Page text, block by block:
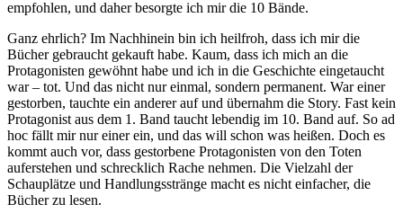
empfohlen, und daher besorgte ich mir die 10 Bände.
Ganz ehrlich? Im Nachhinein bin ich heilfroh, dass ich mir die
Bücher gebraucht gekauft habe. Kaum, dass ich mich an die
Protagonisten gewöhnt habe und ich in die Geschichte eingetaucht
war – tot. Und das nicht nur einmal, sondern permanent. War einer
gestorben, tauchte ein anderer auf und übernahm die Story. Fast kein
Protagonist aus dem 1. Band taucht lebendig im 10. Band auf. So ad
hoc fällt mir nur einer ein, und das will schon was heißen. Doch es
kommt auch vor, dass gestorbene Protagonisten von den Toten
auferstehen und schrecklich Rache nehmen. Die Vielzahl der
Schauplätze und Handlungsstränge macht es nicht einfacher, die
Bücher zu lesen.